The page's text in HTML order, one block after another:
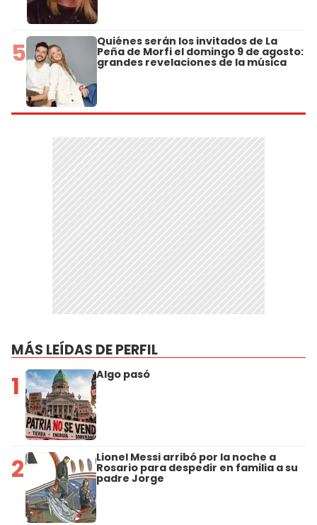
5 Quiénes serán los invitados de La
Peña de Morfi el domingo 9 de agosto:
grandes revelaciones de la música
MÁS LEÍDAS DE PERFIL
1 Algo pasó
2 Lionel Messi arribó por la noche a
Rosario para despedir en familia a su
padre Jorge